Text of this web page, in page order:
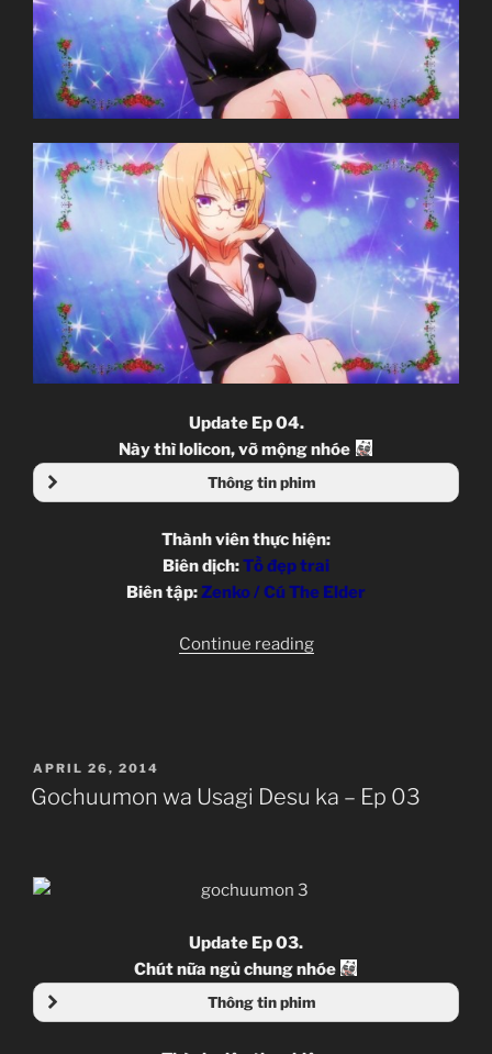
Update Ep 04.
Này thì lolicon, vỡ mộng nhóe
Thông tin phim
Thành viên thực hiện:
Biên dịch:Tồ đẹp trai
Biên tập:Zenko / Cú The Elder
Continue reading“Gochuumon
Ep
POSTED
ON
APRIL 26, 2014
Gochuumon wa Usagi Desu ka – Ep 03
Update Ep 03.
Chút nữa ngủ chung nhóe
Thông tin phim